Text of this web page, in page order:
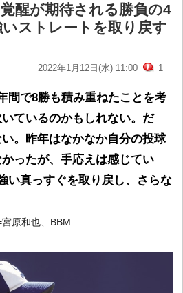
醒が期待される勝負の4
ストレートを取り戻す
2022年1月12日(水) 11:00 1
間で8勝も積み重ねたことを考
ているのかもしれない。だ
。昨年はなかなか自分の投球
ったが、手応えは感じてい
い真っすぐを取り戻し、さらな
原和也、BBM